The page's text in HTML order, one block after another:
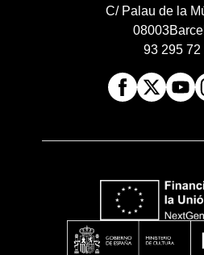
C/ Palau de la
08003
93 295 72